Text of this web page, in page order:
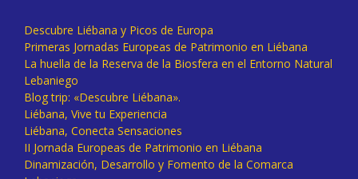
Descubre Liébana y Picos de Europa
Primeras Jornadas Europeas de Patrimonio en Liébana
La huella de la Reserva de la Biosfera en el Entorno Natural
Lebaniego
Blog trip: «Descubre Liébana».
Liébana, Vive tu Experiencia
Liébana, Conecta Sensaciones
II Jornada Europeas de Patrimonio en Liébana
Dinamización, Desarrollo y Fomento de la Comarca